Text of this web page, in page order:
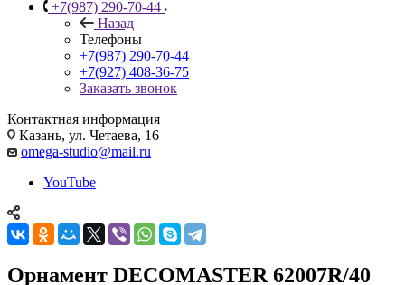
+7(987) 290-70-44
Назад
Телефоны
+7(987) 290-70-44
+7(927) 408-36-75
Заказать звонок
Контактная информация
Казань, ул. Четаева, 16
omega-studio@mail.ru
YouTube
Орнамент DECOMASTER 62007R/40